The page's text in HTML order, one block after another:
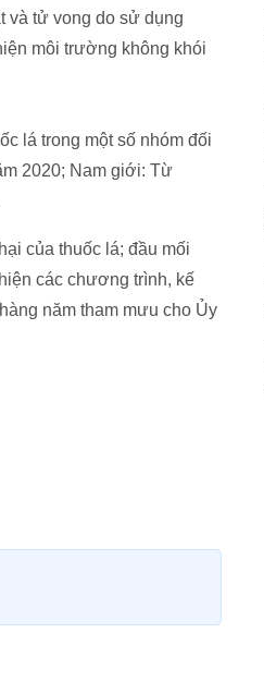
và tử vong do sử dụng
môi trường không khói
lá trong một số nhóm đối
2020; Nam giới: Từ
của thuốc lá; đầu mối
các chương trình, kế
năm tham mưu cho Ủy